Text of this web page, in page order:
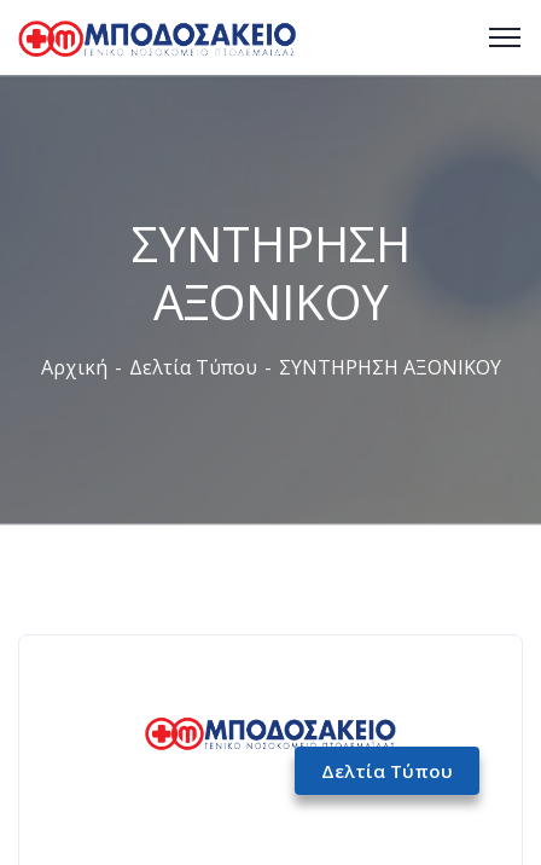
ΣΥΝΤΗΡΗΣΗ
ΑΞΟΝΙΚΟΥ
Αρχική Δελτία Τύπου ΣΥΝΤΗΡΗΣΗ ΑΞΟΝΙΚΟΥ
Δελτία Τύπου